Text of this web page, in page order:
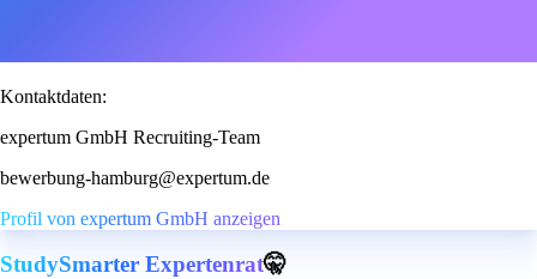
Kontaktdaten:
expertum GmbH Recruiting-Team
bewerbung-hamburg@expertum.de
Profil von expertum GmbH anzeigen
StudySmarter Expertenrat🤫